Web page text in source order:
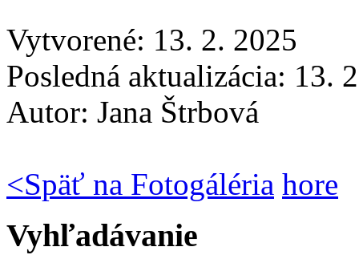
Vytvorené: 13. 2. 2025
Posledná aktualizácia: 13.
Autor: Jana Štrbová
<Späť na Fotogáléria hore
Vyhľadávanie